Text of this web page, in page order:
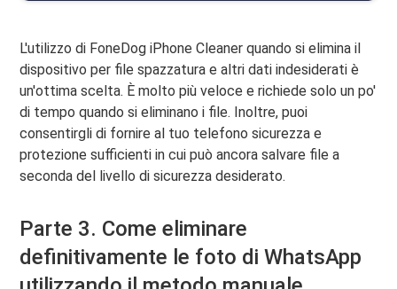
L'utilizzo di FoneDog iPhone Cleaner quando si elimina il
dispositivo per file spazzatura e altri dati indesiderati è
un'ottima scelta. È molto più veloce e richiede solo un po'
di tempo quando si eliminano i file. Inoltre, puoi
consentirgli di fornire al tuo telefono sicurezza e
protezione sufficienti in cui può ancora salvare file a
seconda del livello di sicurezza desiderato.
Parte 3. Come eliminare
definitivamente le foto di WhatsApp